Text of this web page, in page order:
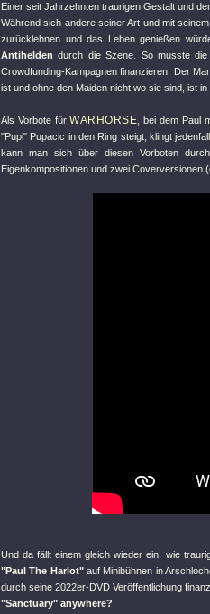
Einer seit Jahrzehnten traurigen Gestalt und
Während sich andere seiner Art und mit
zurücklehnen und das Leben genießen
Antihelden durch die Szene. So musste
Crowdfunding-Kampagnen finanzieren. Der
ist und ohne den Maiden nicht wo sie sind, ist
Als Vorbote fürWARHORSE , bei dem Paul
"Pupi" Pupacic in den Ring steigt, klingt
kann man sich über diesen Vorboten
Eigenkompositionen und zwei Coverversionen
Und da fällt einem gleich wieder ein, wie
"Paul The Harlot"auf Minibühnen in
durch seine 2022er-DVD Veröffentlichung
"Sanctuary" anywhere?